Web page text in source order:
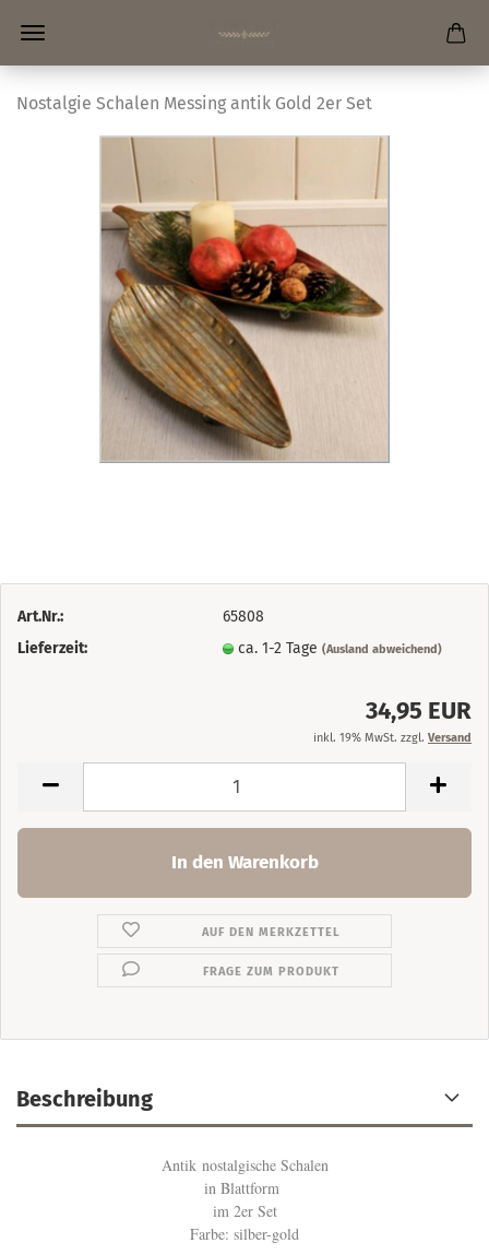
Nostalgie Schalen Messing antik Gold 2er Set
Art.Nr.:
65808
Lieferzeit:
ca. 1-2 Tage(Ausland abweichend)
34,95 EUR
inkl. 19% MwSt. zzgl. Versand
AUF DEN MERKZETTEL
FRAGE ZUM PRODUKT
Beschreibung
Antik nostalgische Schalen
in Blattform
im 2er Set
Farbe: silber-gold